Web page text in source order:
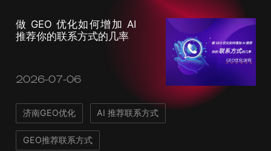
做 GEO 优化如何增加 AI
推荐你的联系方式的几率
2026-07-06
济南GEO优化 AI 推荐联系方式
GEO推荐联系方式